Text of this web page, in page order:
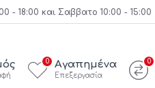
- 18:00 και Σαββατο 10:00 - 15:00
Αγαπημένα
Επεξεργασία
0 0